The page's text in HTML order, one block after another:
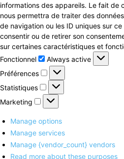
informations des appareils. Le fait de
nous permettra de traiter des
de navigation ou les ID uniques sur
consentir ou de retirer son
sur certaines caractéristiques et
Fonctionnel
Fonctionnel
Always active
Préférences
Préférences
Statistiques
Statistiques
Marketing
Marketing
Manage options
Manage services
Manage {vendor_count} vendors
Read more about these purposes